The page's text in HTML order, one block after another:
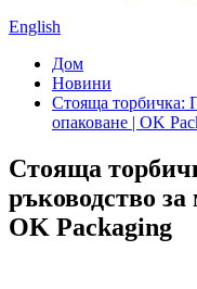
English
Дом
Новини
Стояща торбичка:
опаковане | OK
Стояща
ръководство
OK Packaging